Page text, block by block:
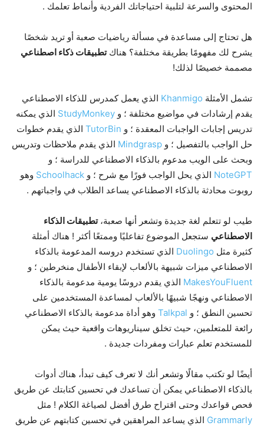
المحتوى والسرعة لتلبية احتياجاتك الفردية وأنماط تعلمك .
هل تحتاج إلى مساعدة في مسألة رياضيات صعبة أو تريد شخصًا
يشرح لك مفهومًا بطريقة مختلفة؟ هناكتطبيقات ذكاء اصطناعي
مصممة خصيصًا لذلك!
تشمل الأمثلة Khanmigo الذي يعمل كمدرس للذكاء الاصطناعي
يقدم إرشادات في مواضيع مختلفة ؛ و StudyMonkey الذي يمكنه
تدريس إجابات الواجبات المعقدة ؛ و TutorBin الذي يقدم خطوات
حل الواجب بالتفصيل ؛ و Mindgrasp الذي يقدم ملاحظات وتدريس
وبحث على الويب مدعوم بالذكاء الاصطناعي للدراسة ؛ و
NoteGPT الذي يحل الواجب فورًا مع شرح ؛ و Schoolhack وهو
روبوت محادثة بالذكاء الاصطناعي يساعد الطلاب في واجباتهم .
طيب لو تتعلم لغة جديدة وتشعر أنها صعبة،تطبيقات الذكاء
الاصطناعي ستجعل الموضوع تفاعليًا وممتعًا أكثر ! هناك أمثلة
كثيرة مثل Duolingo الذي تستخدم دروسه المدعومة بالذكاء
الاصطناعي ميزات شبيهة بالألعاب لإبقاء الأطفال منخرطين ؛ و
MakesYouFluent الذي يقدم دروسًا يومية مدعومة بالذكاء
الاصطناعي ونهجًا شبيهًا بالألعاب لمساعدة المستخدمين على
تحسين النطق ؛ و Talkpal وهو أداة مدعومة بالذكاء الاصطناعي
رائعة للمتعلمين، حيث تخلق سيناريوهات واقعية حيث يمكن
للمستخدم تعلم عبارات ومفردات جديدة .
أيضًا لو تكتب مقالًا وتشعر أنك لا تعرف كيف تبدأ، هناك أدوات
بالذكاء الاصطناعي يمكن أن تساعدك في تحسين كتابتك عن طريق
فحص قواعدك وحتى اقتراح طرق أفضل لصياغة الكلام ! مثل
Grammarly الذي يساعد المراهقين في تحسين كتابتهم عن طريق